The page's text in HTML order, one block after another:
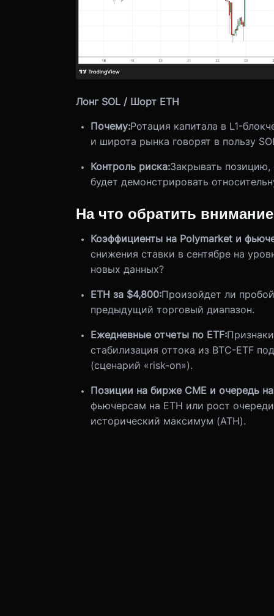
Лонг SOL / Шорт ETH
Почему:Ротация капитала в L1-
и широта рынка говорят в пользу
Контроль риска:Закрывать позицию,
будет демонстрировать
На что обратить
Коэффициенты на Polymarket и
снижения ставки в сентябре на
новых данных?
ETH за $4,800:Произойдет ли
предыдущий торговый диапазон.
Ежедневные отчеты по ETF:
стабилизация оттока из BTC-ETF
(сценарий «risk-on»).
Позиции на бирже CME и очередь на
фьючерсам на ETH или рост
исторический максимум (ATH).